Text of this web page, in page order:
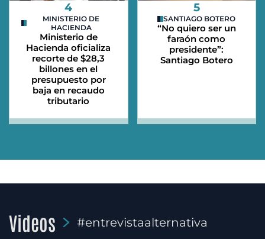
4
MINISTERIO DE
HACIENDA
Ministerio de
Hacienda oficializa
recorte de $28,3
billones en el
presupuesto por
baja en recaudo
tributario
5
SANTIAGO BOTERO
“No quiero ser un
faraón como
presidente”:
Santiago Botero
Videos #entrevistaalternativa